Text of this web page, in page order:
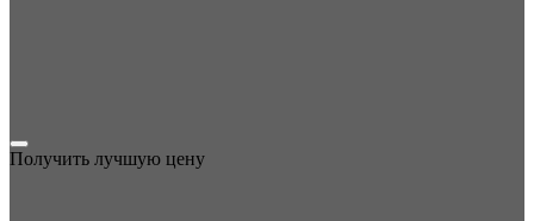
Получить лучшую цену